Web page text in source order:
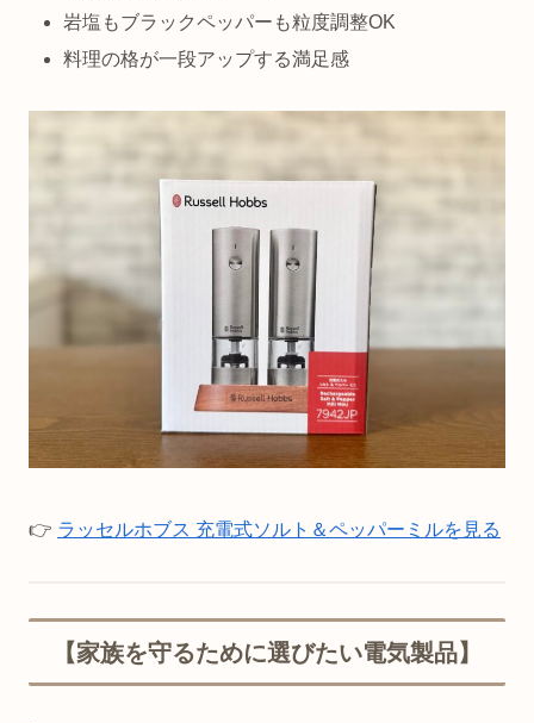
岩塩もブラックペッパーも粒度調整OK
料理の格が一段アップする満足感
👉 ラッセルホブス 充電式ソルト＆ペッパーミルを見る
【家族を守るために選びたい電気製品】